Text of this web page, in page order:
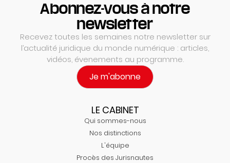
Abonnez-vous à notre
newsletter
Recevez toutes les semaines notre newsletter sur
l’actualité juridique du monde numérique : articles,
vidéos, évenements au programme.
Je m'abonne
LE CABINET
Qui sommes-nous
Nos distinctions
L'équipe
Procès des Jurisnautes